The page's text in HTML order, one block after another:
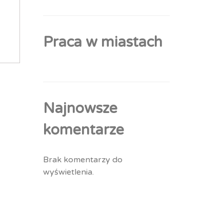
Praca w miastach
Najnowsze
komentarze
Brak komentarzy do
wyświetlenia.